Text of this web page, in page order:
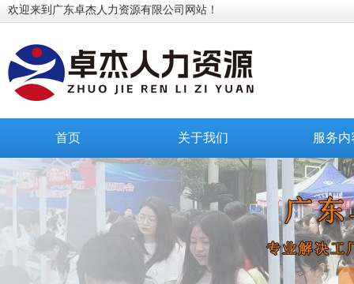
欢迎来到广东卓杰人力资源有限公司网站！
首页 关于我们 服务内